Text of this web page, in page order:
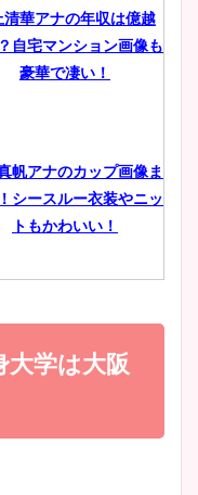
の太ってた時の体重が
すぎww原因や痩せたダ
季アナのカップ画像ま
美脚や水着姿に年齢も
メグアナのニット画像
清華アナの年収は億越
自宅マンション画像も
豪華で凄い！
帆アナのカップ画像ま
シースルー衣装やニッ
トもかわいい！
莉子のカップ画像まと
が美脚でニット衣装も
かわいい！
大学は大阪